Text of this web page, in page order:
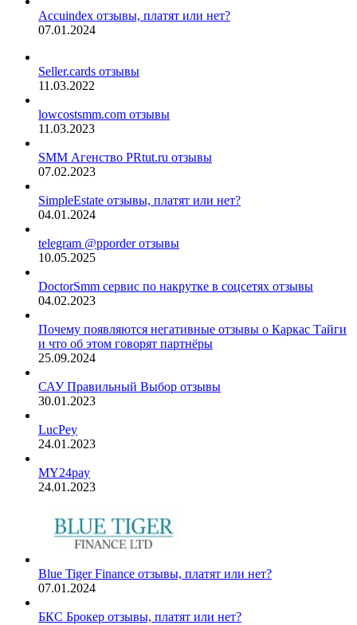
Accuindex отзывы, платят или нет?
07.01.2024
Seller.cards отзывы
11.03.2022
lowcostsmm.com отзывы
11.03.2023
SMM Агенство PRtut.ru отзывы
07.02.2023
SimpleEstate отзывы, платят или нет?
04.01.2024
telegram @pporder отзывы
10.05.2025
DoctorSmm сервис по накрутке в соцсетях отзывы
04.02.2023
Почему появляются негативные отзывы о Каркас Тайги
и что об этом говорят партнёры
25.09.2024
САУ Правильный Выбор отзывы
30.01.2023
LucPey
24.01.2023
MY24pay
24.01.2023
Blue Tiger Finance отзывы, платят или нет?
07.01.2024
БКС Брокер отзывы, платят или нет?